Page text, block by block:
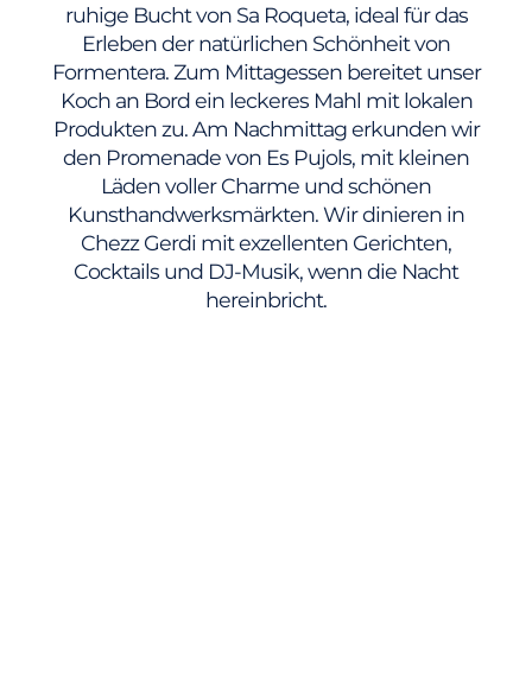
ruhige Bucht von Sa Roqueta, ideal für das
Erleben der natürlichen Schönheit von
Formentera. Zum Mittagessen bereitet unser
Koch an Bord ein leckeres Mahl mit lokalen
Produkten zu. Am Nachmittag erkunden wir
den Promenade von Es Pujols, mit kleinen
Läden voller Charme und schönen
Kunsthandwerksmärkten. Wir dinieren in
Chezz Gerdi mit exzellenten Gerichten,
Cocktails und DJ-Musik, wenn die Nacht
hereinbricht.